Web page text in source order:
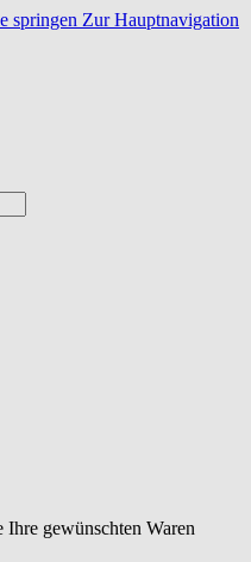
springen Zur Hauptnavigation
gewünschten Waren